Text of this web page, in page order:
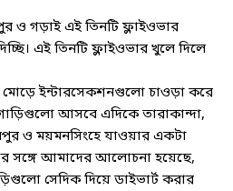
ও গড়াই এই তিনটি ফ্লাইওভার
এই তিনটি ফ্লাইওভার খুলে দিলে
মোড়ে ইন্টারসেকশনগুলো চাওড়া করে
গাড়িগুলো আসবে এদিকে তারাকান্দা,
ও ময়মনসিংহে যাওয়ার একটা
সঙ্গে আমাদের আলোচনা হয়েছে,
সেদিক দিয়ে ডাইভার্ট করার